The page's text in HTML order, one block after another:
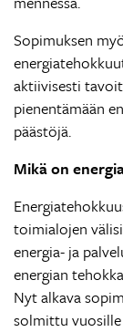
Sopimuksen
aktiivisesti
pienentämään
päästöjä.
Mikä on
toimialojen
energia- ja
energian
Nyt alkava
solmittu vuosille